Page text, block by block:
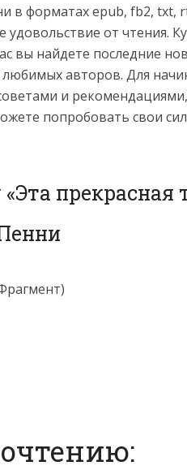
в форматах epub, fb2, txt,
от чтения.
вы найдете последние
авторов. Для
и
попробовать свои
прекрасная